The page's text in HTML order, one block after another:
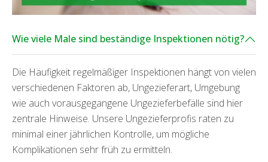
Wie viele Male sind beständige Inspektionen nötig?
Die Häufigkeit regelmäßiger Inspektionen hängt von vielen
verschiedenen Faktoren ab, Ungezieferart, Umgebung
wie auch vorausgegangene Ungezieferbefälle sind hier
zentrale Hinweise. Unsere Ungezieferprofis raten zu
minimal einer jährlichen Kontrolle, um mögliche
Komplikationen sehr früh zu ermitteln.